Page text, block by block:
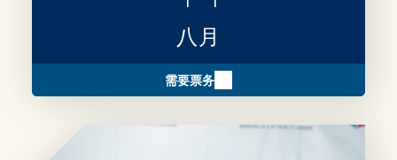
八月
需要票务